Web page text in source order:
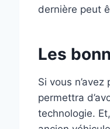
dernière peut
Les
Si vous
permettra
technologie.